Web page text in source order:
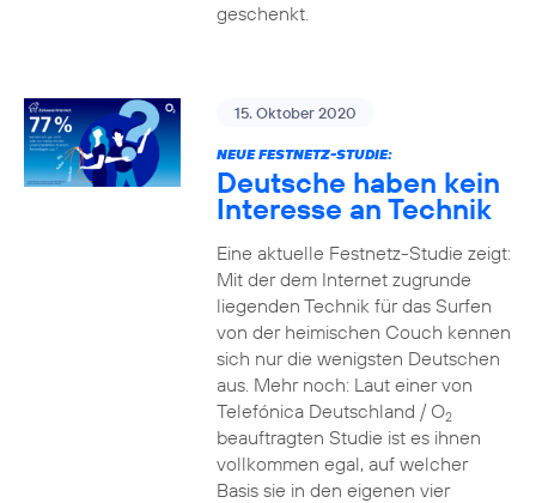
geschenkt.
15. Oktober 2020
NEUE FESTNETZ-STUDIE:
Deutsche haben kein
Interesse an Technik
Eine aktuelle Festnetz-Studie zeigt:
Mit der dem Internet zugrunde
liegenden Technik für das Surfen
von der heimischen Couch kennen
sich nur die wenigsten Deutschen
aus. Mehr noch: Laut einer von
Telefónica Deutschland / O2
beauftragten Studie ist es ihnen
vollkommen egal, auf welcher
Basis sie in den eigenen vier